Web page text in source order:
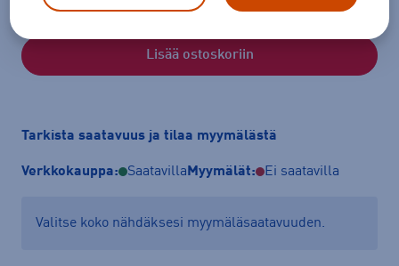
Lisää ostoskoriin
Tarkista saatavuus ja tilaa myymälästä
Verkkokauppa: Saatavilla Myymälät: Ei saatavilla
Valitse koko nähdäksesi myymäläsaatavuuden.